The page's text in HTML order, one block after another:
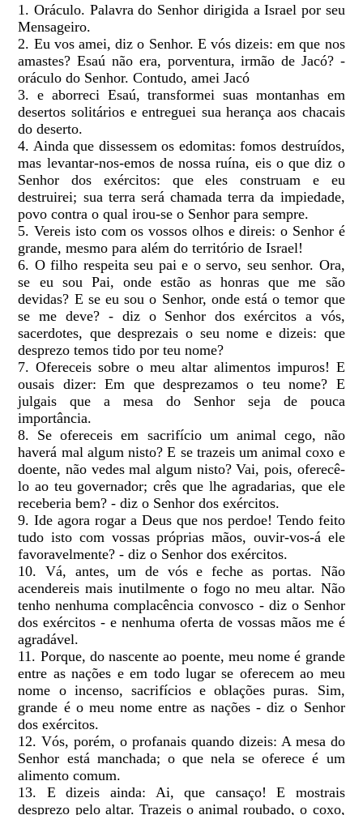
1. Oráculo. Palavra do Senhor dirigida a Israel por seu
Mensageiro.
2. Eu vos amei, diz o Senhor. E vós dizeis: em que nos
amastes? Esaú não era, porventura, irmão de Jacó? -
oráculo do Senhor. Contudo, amei Jacó
3. e aborreci Esaú, transformei suas montanhas em
desertos solitários e entreguei sua herança aos chacais
do deserto.
4. Ainda que dissessem os edomitas: fomos destruídos,
mas levantar-nos-emos de nossa ruína, eis o que diz o
Senhor dos exércitos: que eles construam e eu
destruirei; sua terra será chamada terra da impiedade,
povo contra o qual irou-se o Senhor para sempre.
5. Vereis isto com os vossos olhos e direis: o Senhor é
grande, mesmo para além do território de Israel!
6. O filho respeita seu pai e o servo, seu senhor. Ora,
se eu sou Pai, onde estão as honras que me são
devidas? E se eu sou o Senhor, onde está o temor que
se me deve? - diz o Senhor dos exércitos a vós,
sacerdotes, que desprezais o seu nome e dizeis: que
desprezo temos tido por teu nome?
7. Ofereceis sobre o meu altar alimentos impuros! E
ousais dizer: Em que desprezamos o teu nome? E
julgais que a mesa do Senhor seja de pouca
importância.
8. Se ofereceis em sacrifício um animal cego, não
haverá mal algum nisto? E se trazeis um animal coxo e
doente, não vedes mal algum nisto? Vai, pois, oferecê-
lo ao teu governador; crês que lhe agradarias, que ele
receberia bem? - diz o Senhor dos exércitos.
9. Ide agora rogar a Deus que nos perdoe! Tendo feito
tudo isto com vossas próprias mãos, ouvir-vos-á ele
favoravelmente? - diz o Senhor dos exércitos.
10. Vá, antes, um de vós e feche as portas. Não
acendereis mais inutilmente o fogo no meu altar. Não
tenho nenhuma complacência convosco - diz o Senhor
dos exércitos - e nenhuma oferta de vossas mãos me é
agradável.
11. Porque, do nascente ao poente, meu nome é grande
entre as nações e em todo lugar se oferecem ao meu
nome o incenso, sacrifícios e oblações puras. Sim,
grande é o meu nome entre as nações - diz o Senhor
dos exércitos.
12. Vós, porém, o profanais quando dizeis: A mesa do
Senhor está manchada; o que nela se oferece é um
alimento comum.
13. E dizeis ainda: Ai, que cansaço! E mostrais
desprezo pelo altar. Trazeis o animal roubado, o coxo,